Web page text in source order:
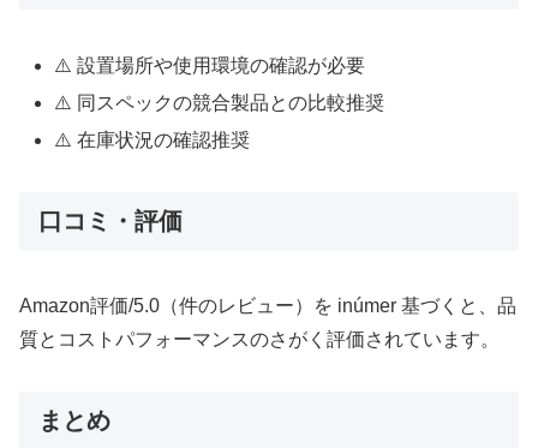
⚠️ 設置場所や使用環境の確認が必要
⚠️ 同スペックの競合製品との比較推奨
⚠️ 在庫状況の確認推奨
口コミ・評価
Amazon評価/5.0（件のレビュー）を inúmer 基づくと、品
質とコストパフォーマンスのさがく評価されています。
まとめ